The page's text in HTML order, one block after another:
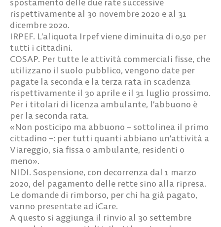
rispettivamente al 30 novembre 2020 e al 31
dicembre 2020.
IRPEF. L’aliquota Irpef viene diminuita di 0,50 per
tutti i cittadini.
COSAP. Per tutte le attività commerciali fisse, che
utilizzano il suolo pubblico, vengono date per
pagate la seconda e la terza rata in scadenza
rispettivamente il 30 aprile e il 31 luglio prossimo.
Per i titolari di licenza ambulante, l’abbuono è
per la seconda rata.
«Non posticipo ma abbuono – sottolinea il primo
cittadino –: per tutti quanti abbiano un’attività a
Viareggio, sia fissa o ambulante, residenti o
meno».
NIDI. Sospensione, con decorrenza dal 1 marzo
2020, del pagamento delle rette sino alla ripresa.
Le domande di rimborso, per chi ha già pagato,
vanno presentate ad iCare.
A questo si aggiunga il rinvio al 30 settembre